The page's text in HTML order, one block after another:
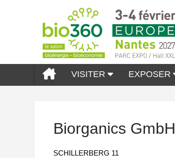
VISITER EXPOSER
Biorganics GmbH
SCHILLERBERG 11